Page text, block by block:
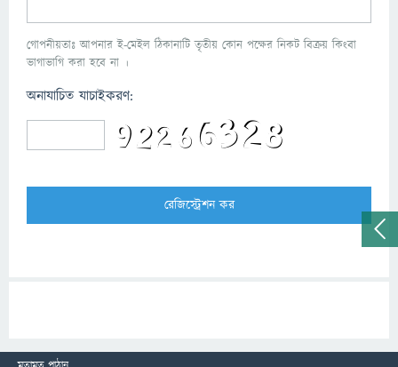
গোপনীয়তাঃ আপনার ই-মেইল ঠিকানাটি তৃতীয় কোন পক্ষের নিকট বিক্রয় কিংবা
ভাগাভাগি করা হবে না ।
অনাযাচিত যাচাইকরণ: